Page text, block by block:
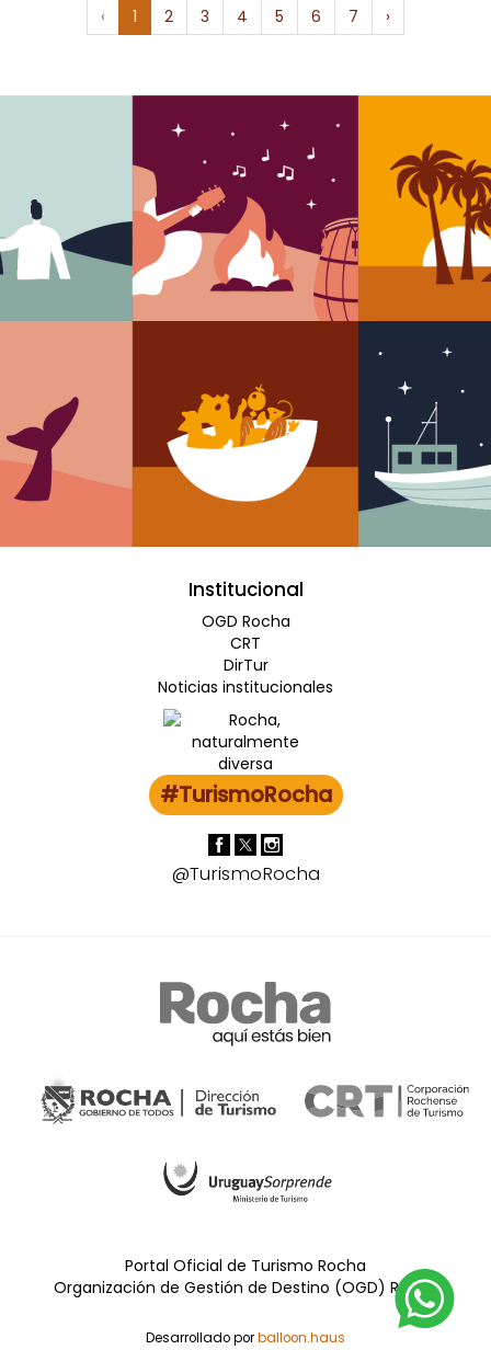
‹ 1 2 3 4 5 6 7 ›
Institucional
OGD Rocha
CRT
DirTur
Noticias institucionales
#TurismoRocha
@TurismoRocha
Portal Oficial de Turismo Rocha
Organización de Gestión de Destino (OGD) Rocha
Desarrollado porballoon.haus